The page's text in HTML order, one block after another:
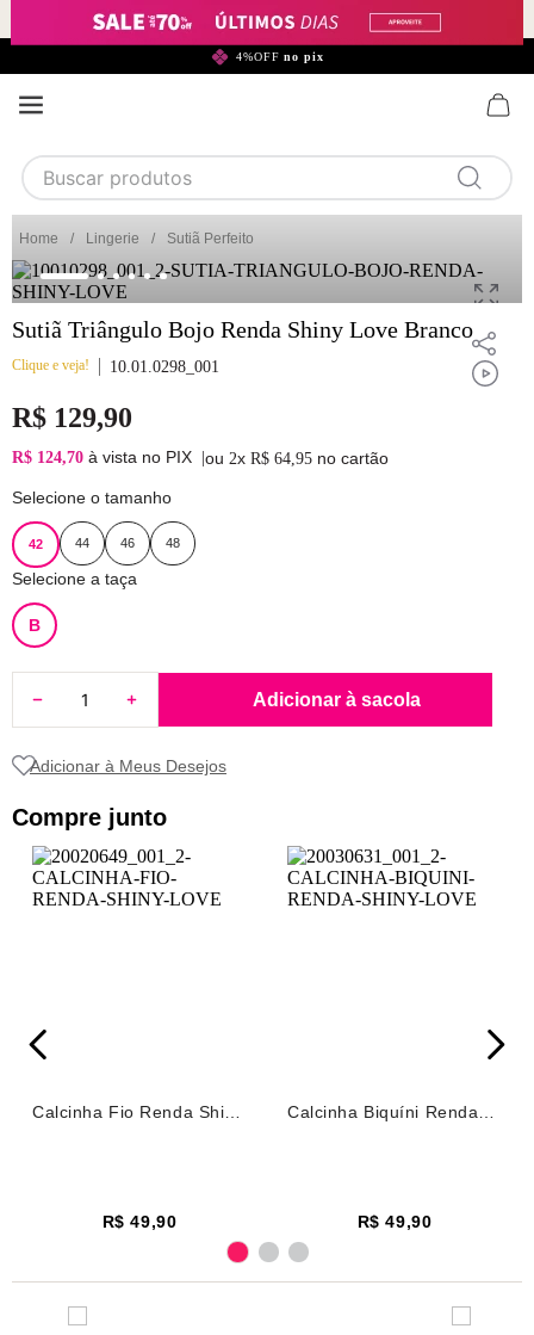
4%OFF no pix
Buscar produtos
1 calcinha
2 sutiã
camisola
5 sutiã calcinha
8 pijama
10
Lingerie Sutiã Perfeito
Sutiã Triângulo Bojo Renda Shiny Love Branco
Clique e veja! 10.01.0298_001
R$ 129,90
R$ 124,70 à vista no PIX ou 2x R$ 64,95 no cartão
Selecione o tamanho
42 44 46 48
Selecione a taça
B
Adicionar à sacola
Compre junto
Calcinha Fio Renda Shiny
R$ 49,90
Calcinha Biquíni Renda
R$ 49,90